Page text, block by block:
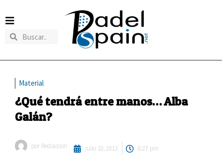
Material
¿Qué tendrá entre manos… Alba
Galán?
por Redaccion julio 10, 2013 8:27 pm